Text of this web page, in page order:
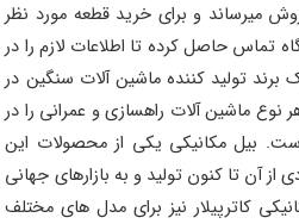
میرساند و برای خرید قطعه مورد نظر
تماس حاصل کرده تا اطلاعات لازم را در
برند تولید کننده ماشین آلات سنگین در
نوع ماشین آلات راهسازی و عمرانی را در
بیل مکانیکی یکی از محصولات این
آن تا کنون تولید و به بازارهای جهانی
کاترپیلار نیز برای مدل های مختلف